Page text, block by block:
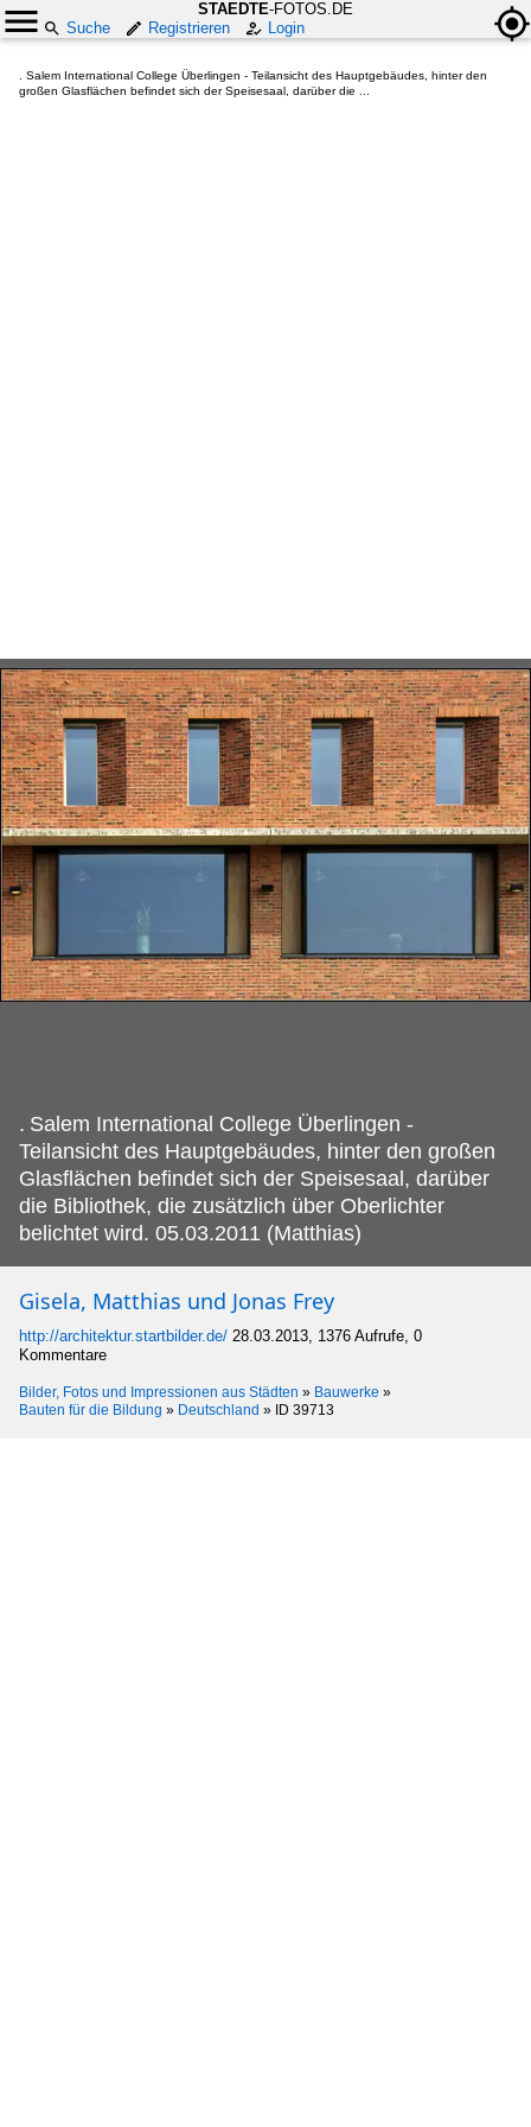
STAEDTE-FOTOS.DE
Suche
Registrieren Login
. Salem International College Überlingen - Teilansicht des Hauptgebäudes, hinter den
großen Glasflächen befindet sich der Speisesaal, darüber die ...
. Salem International College Überlingen -
Teilansicht des Hauptgebäudes, hinter den großen
Glasflächen befindet sich der Speisesaal, darüber
die Bibliothek, die zusätzlich über Oberlichter
belichtet wird. 05.03.2011 (Matthias)
Gisela, Matthias und Jonas Frey
http://architektur.startbilder.de/ 28.03.2013, 1376 Aufrufe, 0
Kommentare
Bilder, Fotos und Impressionen aus Städten » Bauwerke »
Bauten für die Bildung » Deutschland » ID 39713